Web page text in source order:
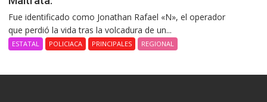
Fue identificado como Jonathan Rafael «N», el operador
que perdió la vida tras la volcadura de un...
ESTATAL POLICIACA PRINCIPALES REGIONAL